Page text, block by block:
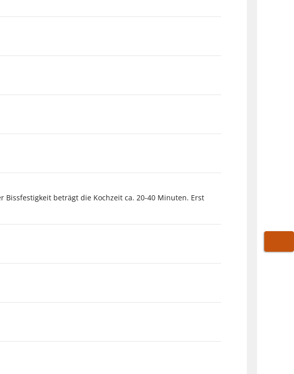
Bissfestigkeit beträgt die Kochzeit ca. 20-40 Minuten. Erst